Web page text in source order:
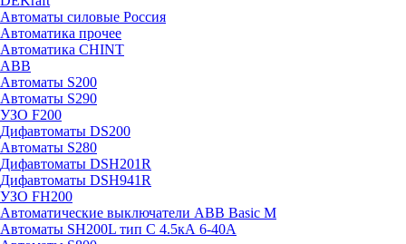
Автоматы силовые Россия
Автоматика прочее
Автоматика CHINT
ABB
Автоматы S200
Автоматы S290
УЗО F200
Дифавтоматы DS200
Автоматы S280
Дифавтоматы DSH201R
Дифавтоматы DSH941R
УЗО FH200
Автоматические выключатели ABB Basic M
Автоматы SH200L тип С 4.5кА 6-40А